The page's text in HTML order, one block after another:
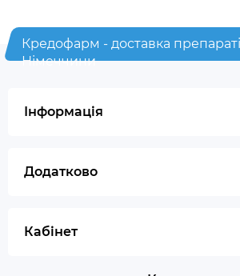
Кредофарм - доставка
Німеччини
Інформація
Додатково
Кабінет